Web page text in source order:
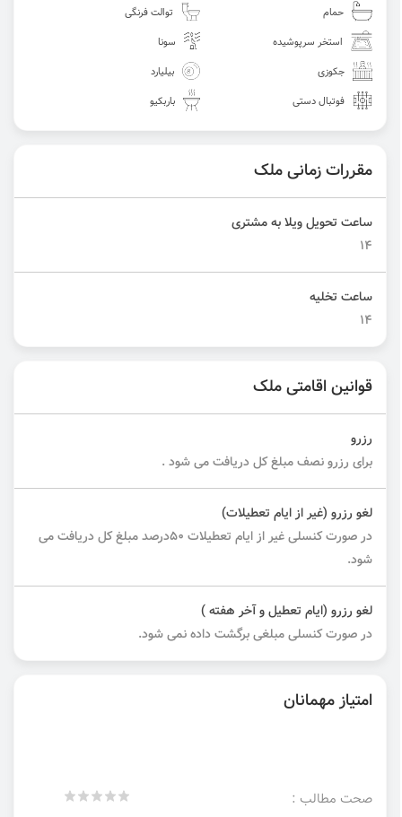
حمام
توالت فرنگی
استخر سرپوشیده
سونا
جکوزی
بیلیارد
فوتبال دستی
باربکیو
مقررات زمانی ملک
ساعت تحویل ویلا به مشتری
14
ساعت تخلیه
14
قوانین اقامتی ملک
رزرو
برای رزرو نصف مبلغ کل دریافت می شود .
لغو رزرو (غیر از ایام تعطیلات)
در صورت کنسلی غیر از ایام تعطیلات 50درصد مبلغ کل دریافت می
شود.
لغو رزرو (ایام تعطیل و آخر هفته )
در صورت کنسلی مبلغی برگشت داده نمی شود.
امتیاز مهمانان
صحت مطالب :